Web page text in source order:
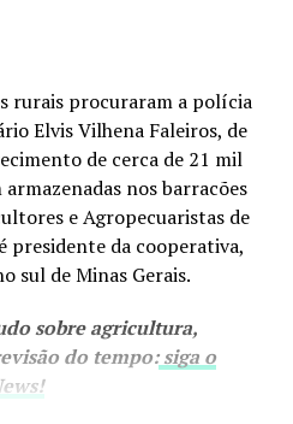
rurais procuraram a polícia
Elvis Vilhena Faleiros, de
de cerca de 21 mil
armazenadas nos barracões
e Agropecuaristas de
presidente da cooperativa,
sul de Minas Gerais.
sobre agricultura,
do tempo: siga o